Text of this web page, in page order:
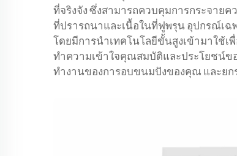
ที่จริงจัง ซึ่งสามารถควบคุมการกระจาย
ที่ปรารถนาและเนื้อในที่ฟูพรุน อุปกรณ์เฉ
โดยมีการนำเทคโนโลยีขั้นสูงเข้ามาใช้เ
ทำความเข้าใจคุณสมบัติและประโยชน์ข
ทำงานของการอบขนมปังของคุณ และ